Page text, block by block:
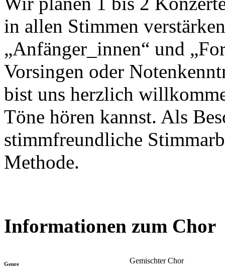
in allen Stimmen
„Anfänger_innen“ und
Vorsingen oder
bist uns herzlich
Töne hören kannst. Als
stimmfreundliche
Methode.
Informationen zum Chor
Genre Gemischter Chor